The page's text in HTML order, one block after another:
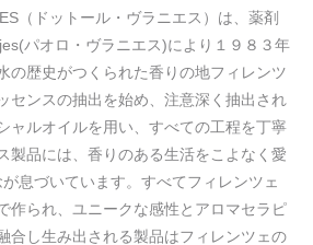
（ドットール・ヴラニエス）は、薬剤
パオロ・ヴラニエス)により１９８３年
の歴史がつくられた香りの地フィレンツ
センスの抽出を始め、注意深く抽出され
ャルオイルを用い、すべての工程を丁寧
製品には、香りのある生活をこよなく愛
息づいています。すべてフィレンツェ
作られ、ユニークな感性とアロマセラピ
合し生み出される製品はフィレンツェの